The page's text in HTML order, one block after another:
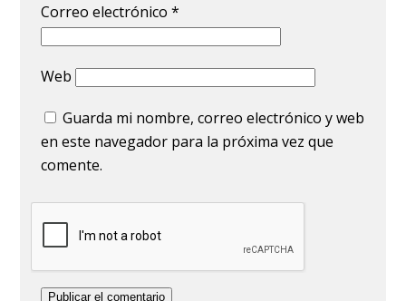
Correo electrónico*
Web
Guarda mi nombre, correo electrónico y web
en este navegador para la próxima vez que
comente.